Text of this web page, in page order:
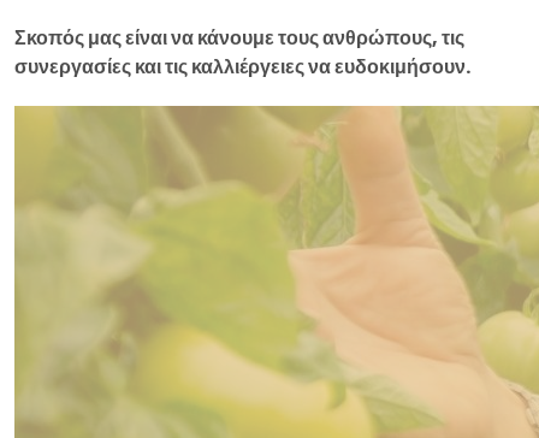
Σκοπός μας είναι να κάνουμε τους ανθρώπους, τις
συνεργασίες και τις καλλιέργειες να ευδοκιμήσουν.